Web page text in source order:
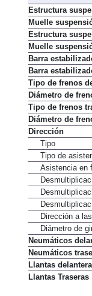
Estructura
Muelle
Estructura
Muelle
Barra
Barra
Tipo de frenos
Diámetro de
Tipo de frenos
Diámetro de
Dirección
Tipo
Tipo de
Asistencia en
Dirección a
Diámetro de
Neumáticos
Neumáticos
Llantas delanteras